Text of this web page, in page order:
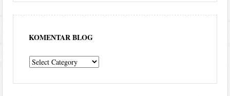
KOMENTAR BLOG
komentar